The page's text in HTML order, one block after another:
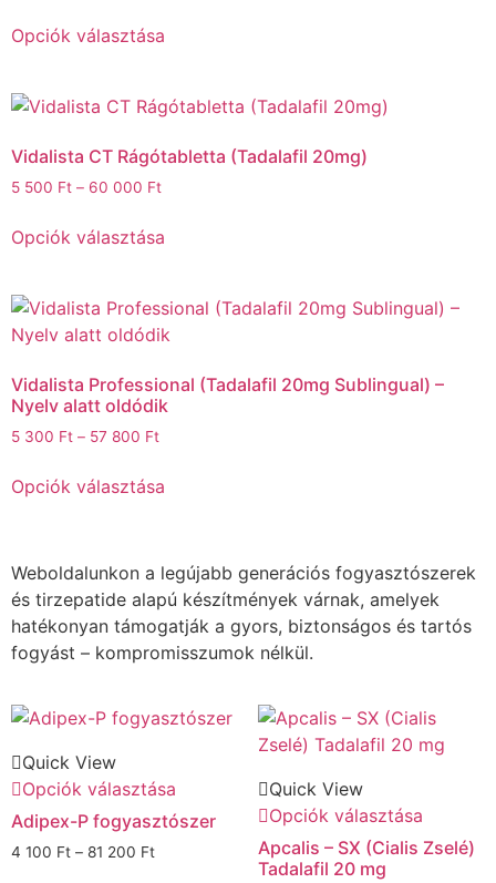
Opciók választása
Vidalista CT Rágótabletta (Tadalafil 20mg)
5 500 Ft – 60 000 Ft
Opciók választása
Vidalista Professional (Tadalafil 20mg Sublingual) –
Nyelv alatt oldódik
5 300 Ft – 57 800 Ft
Opciók választása
Weboldalunkon a legújabb generációs fogyasztószerek
és tirzepatide alapú készítmények várnak, amelyek
hatékonyan támogatják a gyors, biztonságos és tartós
fogyást – kompromisszumok nélkül.
Quick View
Opciók választása
Adipex-P fogyasztószer
4 100 Ft – 81 200 Ft
Quick View
Opciók választása
Apcalis – SX (Cialis Zselé)
Tadalafil 20 mg